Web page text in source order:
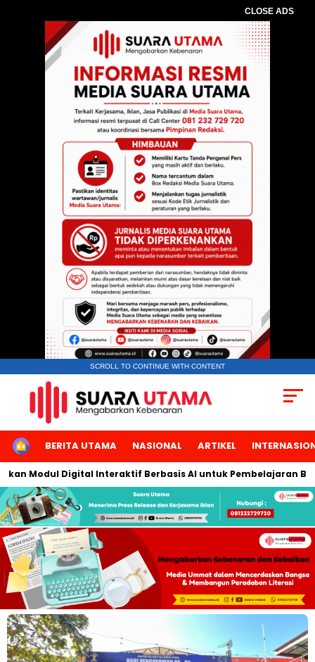
CLOSE ADS
SCROLL TO CONTINUE WITH CONTENT
HOMEBERITA UTAMA NASIONAL ARTIKEL
Digital Interaktif Berbasis AI untuk Pembelajaran Berbicara